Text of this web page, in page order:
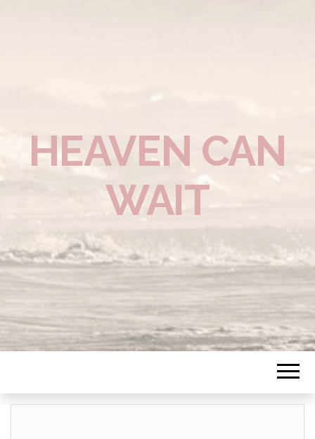
HEAVEN CAN
WAIT